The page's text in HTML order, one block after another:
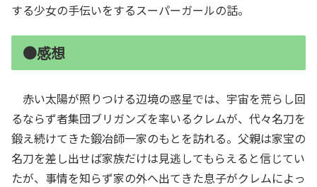
する少女の手伝いをするスーパーガールの話。
●感想
赤い太陽が照りつける辺境の惑星では、宇宙を荒らし回
るならず者集団ブリガンズを率いるクレムが、代々名刀を
鍛え続けてきた鍛冶師一家のもとを訪れる。父親は家宝の
名刀を差し出せば家族だけは見逃してもらえると信じてい
たが、事情を知らず家の外へ出てきた息子がクレムによっ